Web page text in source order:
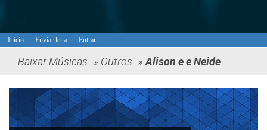
Início Enviar letra Entrar
Baixar Músicas » Outros »Alison e e Neide